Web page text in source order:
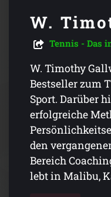
W.
Tennis - Das
W. Timothy
Bestseller zum
Sport. Darüber
erfolgreiche
den
Bereich
lebt in Malibu,